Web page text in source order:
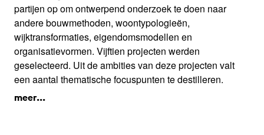
partijen op om ontwerpend onderzoek te doen naar
andere bouwmethoden, woontypologieën,
wijktransformaties, eigendomsmodellen en
organisatievormen. Vijftien projecten werden
geselecteerd. Uit de ambities van deze projecten valt
een aantal thematische focuspunten te destilleren.
meer...